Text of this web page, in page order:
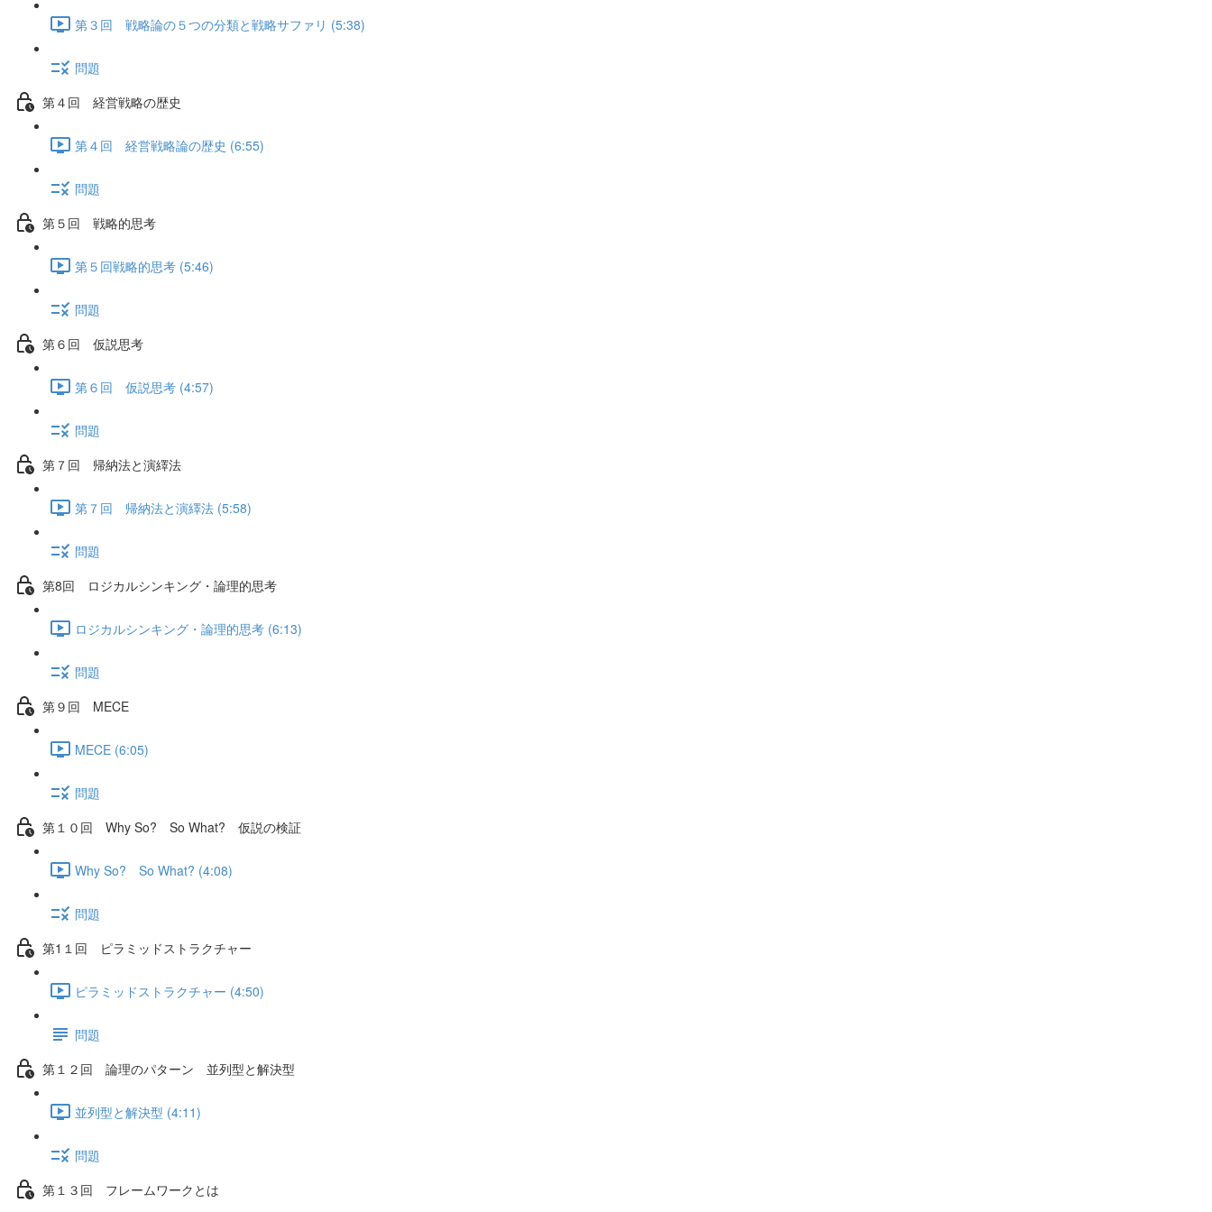
第３回 戦略論の５つの分類と戦略サファリ (5:38)
問題
第４回 経営戦略の歴史
第４回 経営戦略論の歴史 (6:55)
問題
第５回 戦略的思考
第５回戦略的思考 (5:46)
問題
第６回 仮説思考
第６回 仮説思考 (4:57)
問題
第７回 帰納法と演繹法
第７回 帰納法と演繹法 (5:58)
問題
第8回 ロジカルシンキング・論理的思考
ロジカルシンキング・論理的思考 (6:13)
問題
第９回 MECE
MECE (6:05)
問題
第１０回 Why So? So What? 仮説の検証
Why So? So What? (4:08)
問題
第1１回 ピラミッドストラクチャー
ピラミッドストラクチャー (4:50)
問題
第１２回 論理のパターン 並列型と解決型
並列型と解決型 (4:11)
問題
第１３回 フレームワークとは